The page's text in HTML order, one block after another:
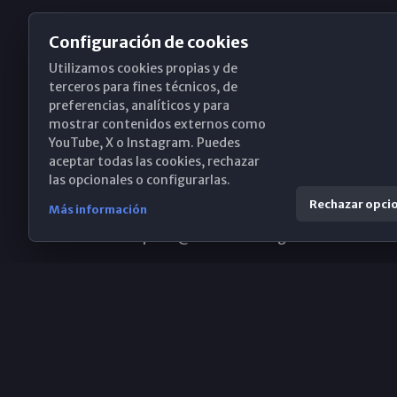
Obispado de Málaga
Santa María, 18-20. 29015 Málaga
(+34) 952 224 386
Configuración de cookies
Utilizamos cookies propias y de
terceros para fines técnicos, de
preferencias, analíticos y para
mostrar contenidos externos como
YouTube, X o Instagram. Puedes
aceptar todas las cookies, rechazar
las opcionales o configurarlas.
Más información Rechazar